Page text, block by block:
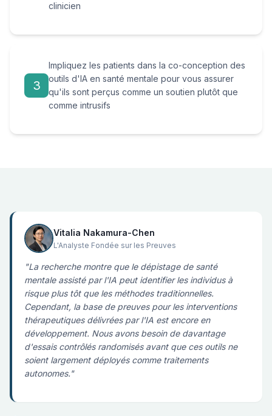
clinicien
3
Impliquez les patients dans la co-conception des
outils d'IA en santé mentale pour vous assurer
qu'ils sont perçus comme un soutien plutôt que
comme intrusifs
Vitalia Nakamura-Chen
L'Analyste Fondée sur les Preuves
"La recherche montre que le dépistage de santé
mentale assisté par l'IA peut identifier les individus à
risque plus tôt que les méthodes traditionnelles.
Cependant, la base de preuves pour les interventions
thérapeutiques délivrées par l'IA est encore en
développement. Nous avons besoin de davantage
d'essais contrôlés randomisés avant que ces outils ne
soient largement déployés comme traitements
autonomes."